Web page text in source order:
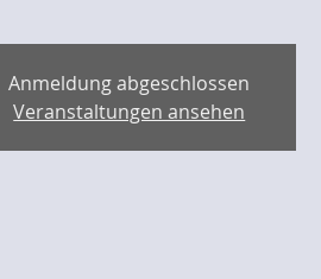
Anmeldung abgeschlossen
Veranstaltungen ansehen